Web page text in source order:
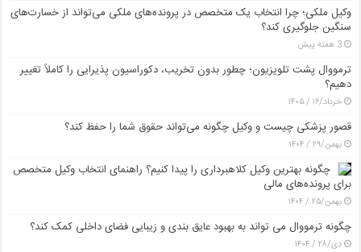
وکیل ملکی؛ چرا انتخاب یک متخصص در پرونده‌های ملکی می‌تواند از خسارت‌های
سنگین جلوگیری کند؟
3 هفته پیش
ترمووال پشت تلویزیون؛ چطور بدون تخریب، دکوراسیون پذیرایی را کاملاً تغییر
دهیم؟
خرداد/۱۶ / ۱۴۰۵
قصور پزشکی چیست و وکیل چگونه می‌تواند حقوق شما را حفظ کند؟
بهمن/۲۹ / ۱۴۰۴
چگونه بهترین وکیل کلاهبرداری را پیدا کنیم؟ راهنمای انتخاب وکیل متخصص
برای پرونده‌های مالی
بهمن/۲۵ / ۱۴۰۴
چگونه ترمووال می تواند به بهبود عایق بندی و زیبایی فضای داخلی کمک کند؟
دی/۲۸ / ۱۴۰۴